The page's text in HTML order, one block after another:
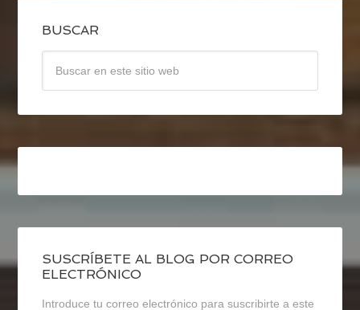
BUSCAR
SUSCRÍBETE AL BLOG POR CORREO
ELECTRÓNICO
Introduce tu correo electrónico para suscribirte a este